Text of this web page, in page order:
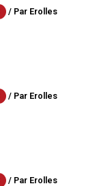
/ Par Erolles
/ Par Erolles
/ Par Erolles